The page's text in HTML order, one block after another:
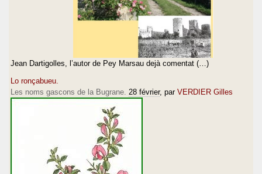
Jean Dartigolles, l’autor de Pey Marsau dejà comentat (…)
Lo ronçabueu.
Les noms gascons de la Bugrane. 28 février, par VERDIER Gilles